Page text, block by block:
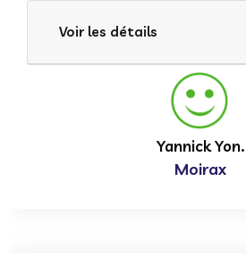
Voir les détails
Yannick Yon.
Moirax